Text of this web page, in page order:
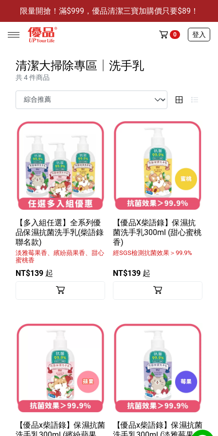
限量開搶！滿$999，優品清潔三寶加購價只要$89！
防霉清潔好幫手-任3件贈保濕抗菌洗手乳
限量開搶！滿$999，優品清潔三寶加購價只要$89！
0 登入
任選活動
全部商品
限時特賣
防霉清潔好幫手(任3件，贈抗菌保濕洗手乳)
室內外除蟲專區
媽媽廚房專區
浴室清潔專區
清潔大掃除專區
會員權益
會員中心
清潔大掃除專區│洗手乳
共 4 件商品
【多入組任選】全系列優
品保濕抗菌洗手乳(柴語錄
聯名款)
淡雅莓果香、繽紛蘋果香、甜心
蜜桃香
NT$139 起
【優品X柴語錄】保濕抗
菌洗手乳300ml (甜心蜜桃
香)
經SGS檢測抗菌效果＞99.9%
NT$139 起
【優品x柴語錄】保濕抗菌
【優品x柴語錄】保濕抗菌